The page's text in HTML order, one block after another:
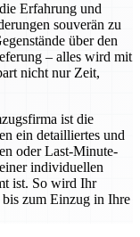
Erfahrung und
souverän zu
über den
– alles wird mit
nicht nur Zeit,
ist die
ein detailliertes und
oder Last-Minute-
individuellen
ist. So wird Ihr
zum Einzug in Ihre